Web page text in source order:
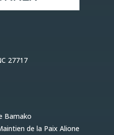
27717
Bamako
de la Paix Alione